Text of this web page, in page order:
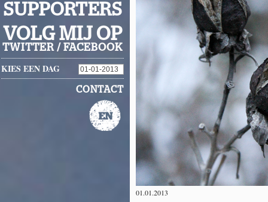
SUPPORTERS
VOLG MIJ OP
TWITTER / FACEBOOK
KIES EEN DAG
CONTACT
01.01.2013